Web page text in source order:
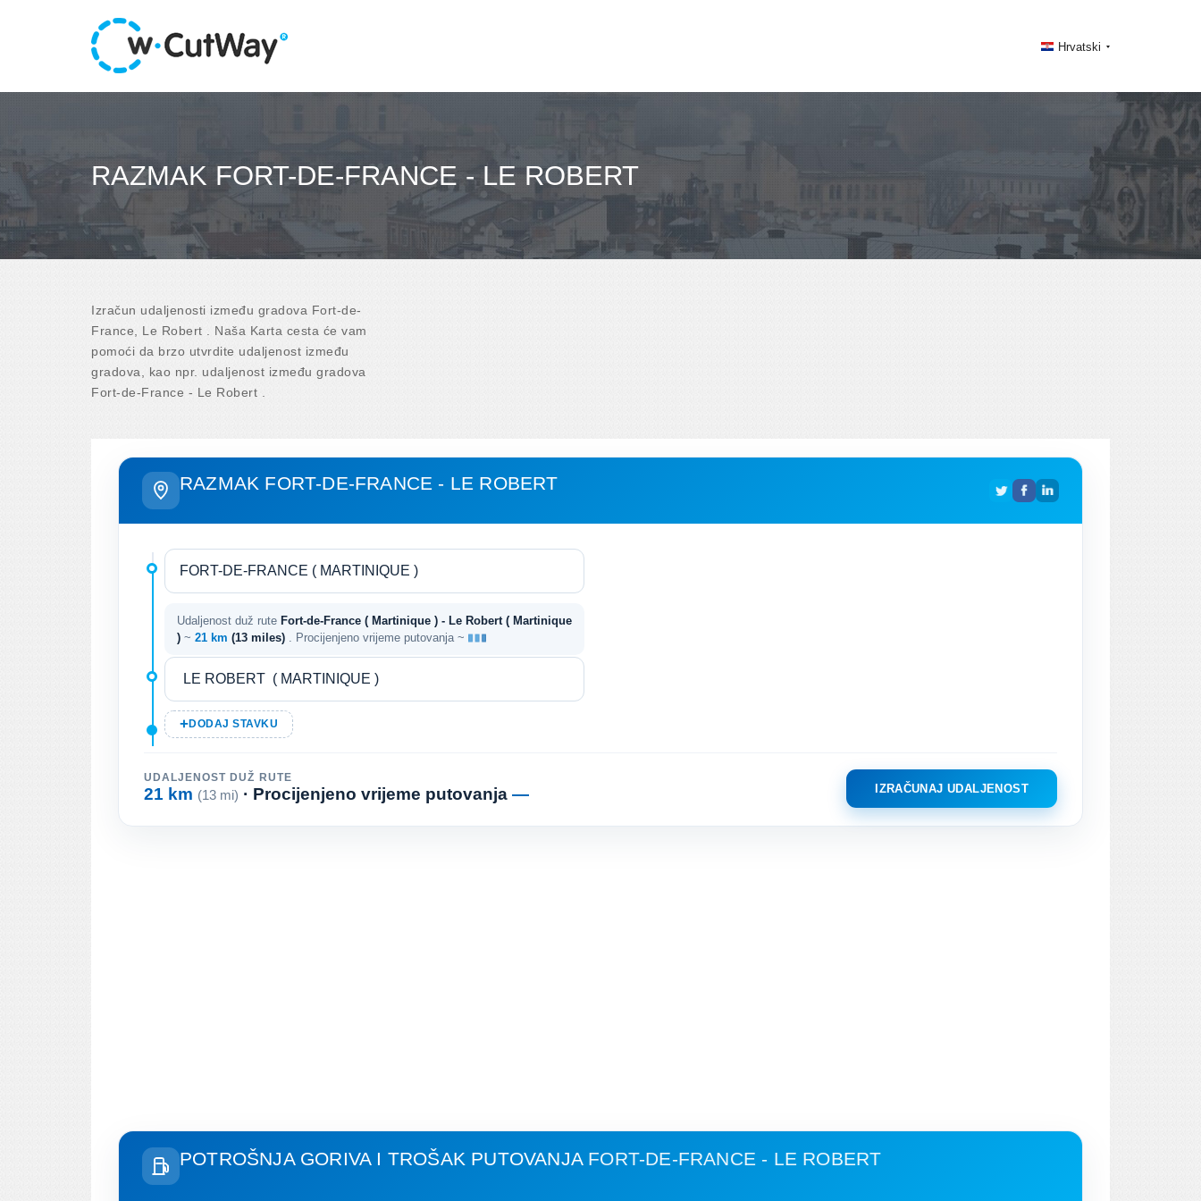
Hrvatski
RAZMAK FORT-DE-FRANCE - LE ROBERT
Izračun udaljenosti između gradova Fort-de-
France, Le Robert . Naša Karta cesta će vam
pomoći da brzo utvrdite udaljenost između
gradova, kao npr. udaljenost između gradova
Fort-de-France - Le Robert .
RAZMAK FORT-DE-FRANCE - LE ROBERT
Udaljenost duž rute Fort-de-France ( Martinique ) - Le Robert ( Martinique
) ~ 21 km (13 miles) . Procijenjeno vrijeme putovanja ~
DODAJ STAVKU
UDALJENOST DUŽ RUTE
21 km (13 mi) · Procijenjeno vrijeme putovanja — IZRAČUNAJ UDALJENOST
POTROŠNJA GORIVA I TROŠAK PUTOVANJA FORT-DE-FRANCE - LE ROBERT